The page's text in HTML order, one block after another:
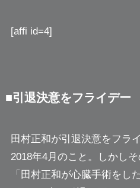
[affi id=4]
■引退決意をフライデー
田村正和が引退決意をフラ
2018年4月のこと。しかし
「田村正和が心臓手術をし